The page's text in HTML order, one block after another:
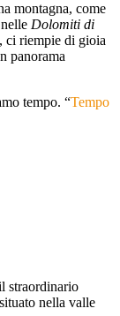
montagna, come
Dolomiti di
ci riempie di gioia
panorama
tempo. “Tempo
straordinario
situato nella valle